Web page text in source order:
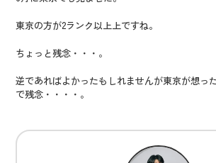
東京の方が2ランク以上上ですね。
ちょっと残念・・・。
逆であればよかったもしれませんが東京が想っ
で残念・・・・。